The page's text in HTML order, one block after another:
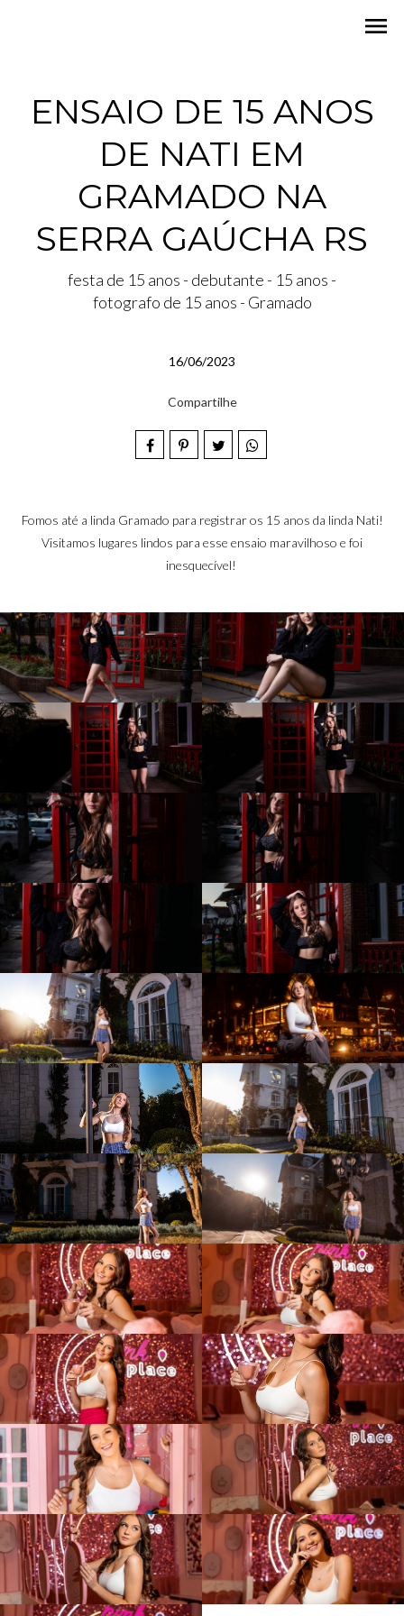
menu
ENSAIO DE 15 ANOS
DE NATI EM
GRAMADO NA
SERRA GAÚCHA RS
festa de 15 anos - debutante - 15 anos -
fotografo de 15 anos - Gramado
16/06/2023
Compartilhe
Fomos até a linda Gramado para registrar os 15 anos da linda Nati!
Visitamos lugares lindos para esse ensaio maravilhoso e foi
inesquecível!